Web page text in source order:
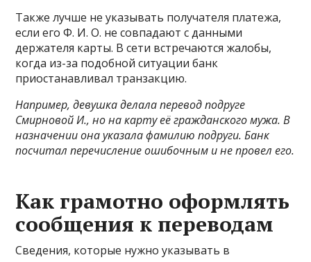
Также лучше не указывать получателя платежа,
если его Ф. И. О. не совпадают с данными
держателя карты. В сети встречаются жалобы,
когда из-за подобной ситуации банк
приостанавливал транзакцию.
Например, девушка делала перевод подруге
Смирновой И., но на карту её гражданского мужа. В
назначении она указала фамилию подруги. Банк
посчитал перечисление ошибочным и не провел его.
Как грамотно оформлять
сообщения к переводам
Сведения, которые нужно указывать в